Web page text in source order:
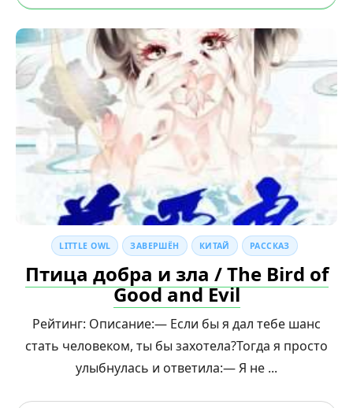
LITTLE OWL ЗАВЕРШЁН КИТАЙ РАССКАЗ
Птица добра и зла / The Bird of
Good and Evil
Рейтинг: Описание:— Если бы я дал тебе шанс
стать человеком, ты бы захотела?Тогда я просто
улыбнулась и ответила:— Я не ...